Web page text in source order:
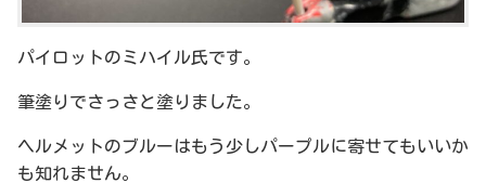
パイロットのミハイル氏です。
筆塗りでさっさと塗りました。
ヘルメットのブルーはもう少しパープルに寄せてもいいか
も知れません。